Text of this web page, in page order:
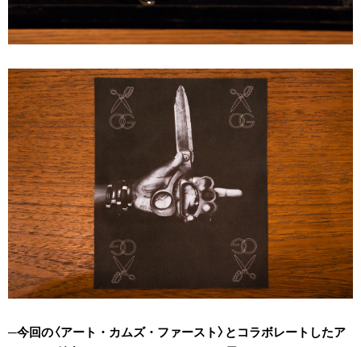
今回の〈アート・カムズ・ファースト〉とコラボレートしたア